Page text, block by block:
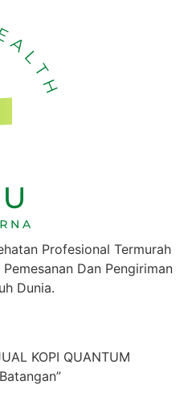
Profesional Termurah
Dan Pengiriman
Dunia.
KOPI QUANTUM